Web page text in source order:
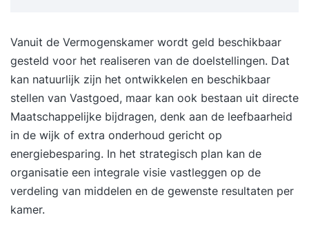
je liever in vertrouwen bespreekt. Financiële
scenario’s laten zien wat mogelijke momenten en
routes betekenen. We kijken niet alleen naar
pensioen en AOW, maar nemen – voor zover
relevant – ook financiële bouwstenen mee zoals
inkomen, spaargeld, hypotheek en lijfrente. Ook
regelingen van je werkgever, uitkeringen en – als
dat relevant is – de situatie van je partner worden
meegenomen. In dit traject is er ruimte om
verschillende mogelijkheden zorgvuldig te
Vanuit de Vermogenskamer wordt geld beschikbaar
gesteld voor het realiseren van de doelstellingen. Dat
kan natuurlijk zijn het ontwikkelen en beschikbaar
stellen van Vastgoed, maar kan ook bestaan uit directe
Maatschappelijke bijdragen, denk aan de leefbaarheid
in de wijk of extra onderhoud gericht op
energiebesparing. In het strategisch plan kan de
organisatie een integrale visie vastleggen op de
verdeling van middelen en de gewenste resultaten per
kamer.